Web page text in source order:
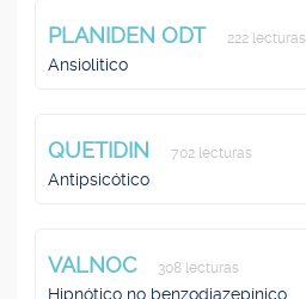
PLANIDEN ODT 222 lecturas
Ansiolitico
QUETIDIN 702 lecturas
Antipsicótico
VALNOC 308 lecturas
Hipnótico no benzodiazepínico